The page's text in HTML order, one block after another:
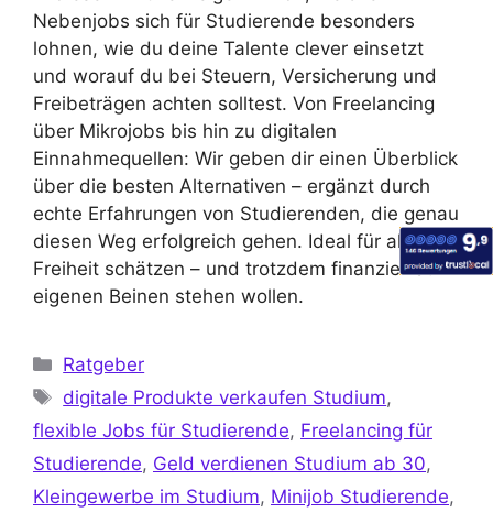
Nebenjobs sich für Studierende besonders
lohnen, wie du deine Talente clever einsetzt
und worauf du bei Steuern, Versicherung und
Freibeträgen achten solltest. Von Freelancing
über Mikrojobs bis hin zu digitalen
Einnahmequellen: Wir geben dir einen Überblick
über die besten Alternativen – ergänzt durch
echte Erfahrungen von Studierenden, die genau
diesen Weg erfolgreich gehen. Ideal für alle, die
Freiheit schätzen – und trotzdem finanziell auf
eigenen Beinen stehen wollen.
Ratgeber
digitale Produkte verkaufen Studium,
flexible Jobs für Studierende, Freelancing für
Studierende, Geld verdienen Studium ab 30,
Kleingewerbe im Studium, Minijob Studierende,